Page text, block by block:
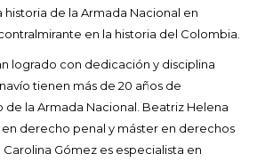
historia de la Armada Nacional en
en la historia del Colombia.
logrado con dedicación y disciplina
tienen más de 20 años de
de la Armada Nacional. Beatriz Helena
en derecho penal y máster en derechos
Gómez es especialista en